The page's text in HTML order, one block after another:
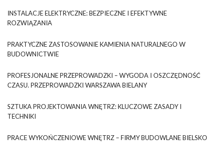
INSTALACJE ELEKTRYCZNE: BEZPIECZNE I EFEKTYWNE
ROZWIĄZANIA
PRAKTYCZNE ZASTOSOWANIE KAMIENIA NATURALNEGO W
BUDOWNICTWIE
PROFESJONALNE PRZEPROWADZKI – WYGODA I OSZCZĘDNOŚĆ
CZASU. PRZEPROWADZKI WARSZAWA BIELANY
SZTUKA PROJEKTOWANIA WNĘTRZ: KLUCZOWE ZASADY I
TECHNIKI
PRACE WYKOŃCZENIOWE WNĘTRZ – FIRMY BUDOWLANE BIELSKO